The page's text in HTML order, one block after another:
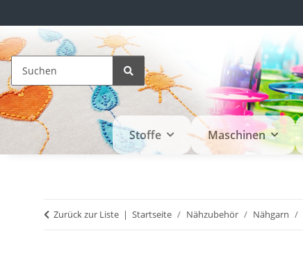
Stoffe Maschinen
Zurück zur Liste Startseite Nähzubehör Nähgarn